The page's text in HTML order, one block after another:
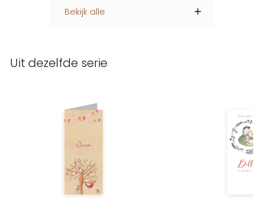
Bekijk alle
Uit dezelfde serie